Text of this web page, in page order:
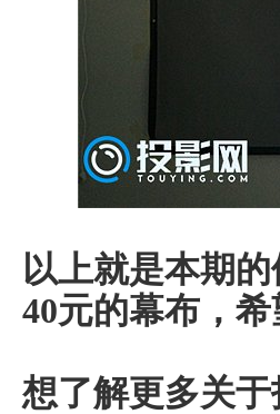
以上就是本期
40元的幕布，
想了解更多关